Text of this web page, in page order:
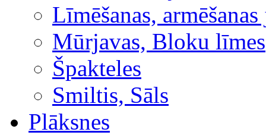
Līmēšanas, armēšanas
Mūrjavas, Bloku līmes
Špakteles
Smiltis, Sāls
Plāksnes